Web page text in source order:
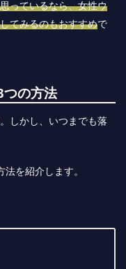
っているなら、女性ウ
てみるのもおすすめで
つの方法
しかし、いつまでも落
を紹介します。